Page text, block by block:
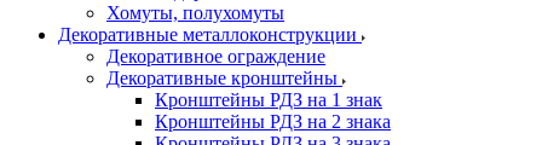
Хомуты, полухомуты
Декоративные металлоконструкции
Декоративное ограждение
Декоративные кронштейны
Кронштейны РДЗ на 1 знак
Кронштейны РДЗ на 2 знака